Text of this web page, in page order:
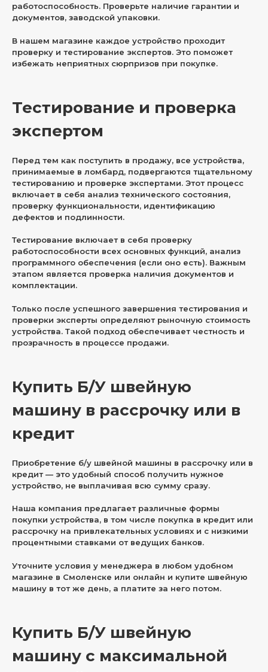
работоспособность. Проверьте наличие гарантии и
документов, заводской упаковки.
В нашем магазине каждое устройство проходит
проверку и тестирование экспертов. Это поможет
избежать неприятных сюрпризов при покупке.
Тестирование и проверка
экспертом
Перед тем как поступить в продажу, все устройства,
принимаемые в ломбард, подвергаются тщательному
тестированию и проверке экспертами. Этот процесс
включает в себя анализ технического состояния,
проверку функциональности, идентификацию
дефектов и подлинности.
Тестирование включает в себя проверку
работоспособности всех основных функций, анализ
программного обеспечения (если оно есть). Важным
этапом является проверка наличия документов и
комплектации.
Только после успешного завершения тестирования и
проверки эксперты определяют рыночную стоимость
устройства. Такой подход обеспечивает честность и
прозрачность в процессе продажи.
Купить Б/У швейную
машину в рассрочку или в
кредит
Приобретение б/у швейной машины в рассрочку или в
кредит — это удобный способ получить нужное
устройство, не выплачивая всю сумму сразу.
Наша компания предлагает различные формы
покупки устройства, в том числе покупка в кредит или
рассрочку на привлекательных условиях и с низкими
процентными ставками от ведущих банков.
Уточните условия у менеджера в любом удобном
магазине в Смоленске или онлайн и купите швейную
машину в тот же день, а платите за него потом.
Купить Б/У швейную
машину с максимальной